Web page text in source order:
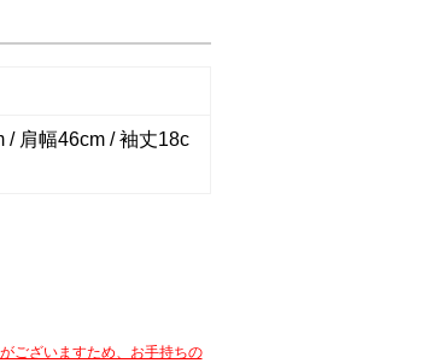
/ 肩幅46cm / 袖丈18c
ございますため、お手持ちの